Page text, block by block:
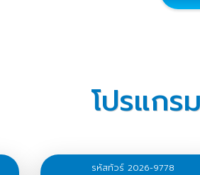
โปรแกร
รหัสทัวร์ 2026-9778